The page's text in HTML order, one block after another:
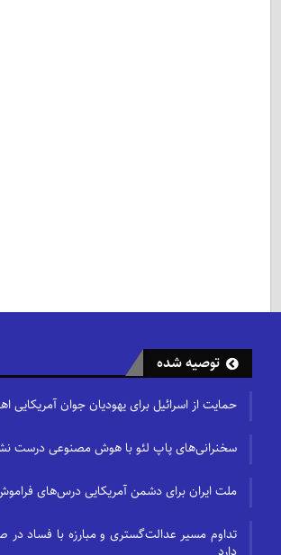
توصیه شده
حمایت از اسرائیل برای یهودیان جوان آمریکایی
سخنرانی‌های پاپ لئو با هوش مصنوعی درست
ملت ایران برای دشمن آمریکایی درس‌های
تداوم مسیر عدالت‌گستری و مبارزه با فساد در